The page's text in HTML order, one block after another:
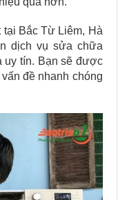
Bắc Từ Liêm, Hà
dịch vụ sửa chữa
uy tín. Bạn sẽ được
đề nhanh chóng